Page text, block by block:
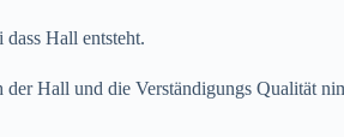
Hall entsteht.
Hall und die Verständigungs Qualität